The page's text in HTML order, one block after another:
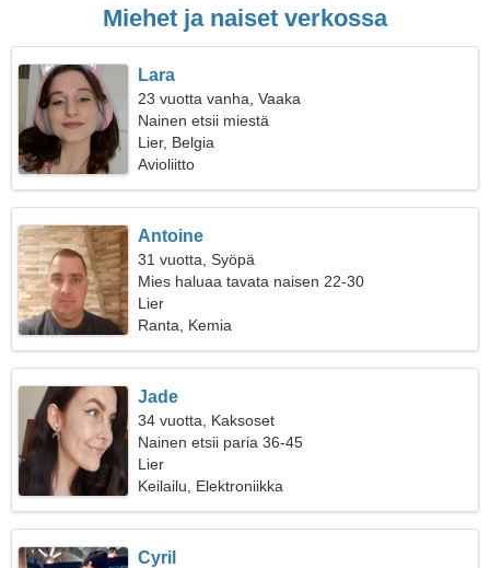
Miehet ja naiset verkossa
Lara
23 vuotta vanha, Vaaka
Nainen etsii miestä
Lier, Belgia
Avioliitto
Antoine
31 vuotta, Syöpä
Mies haluaa tavata naisen 22-30
Lier
Ranta, Kemia
Jade
34 vuotta, Kaksoset
Nainen etsii paria 36-45
Lier
Keilailu, Elektroniikka
Cyril